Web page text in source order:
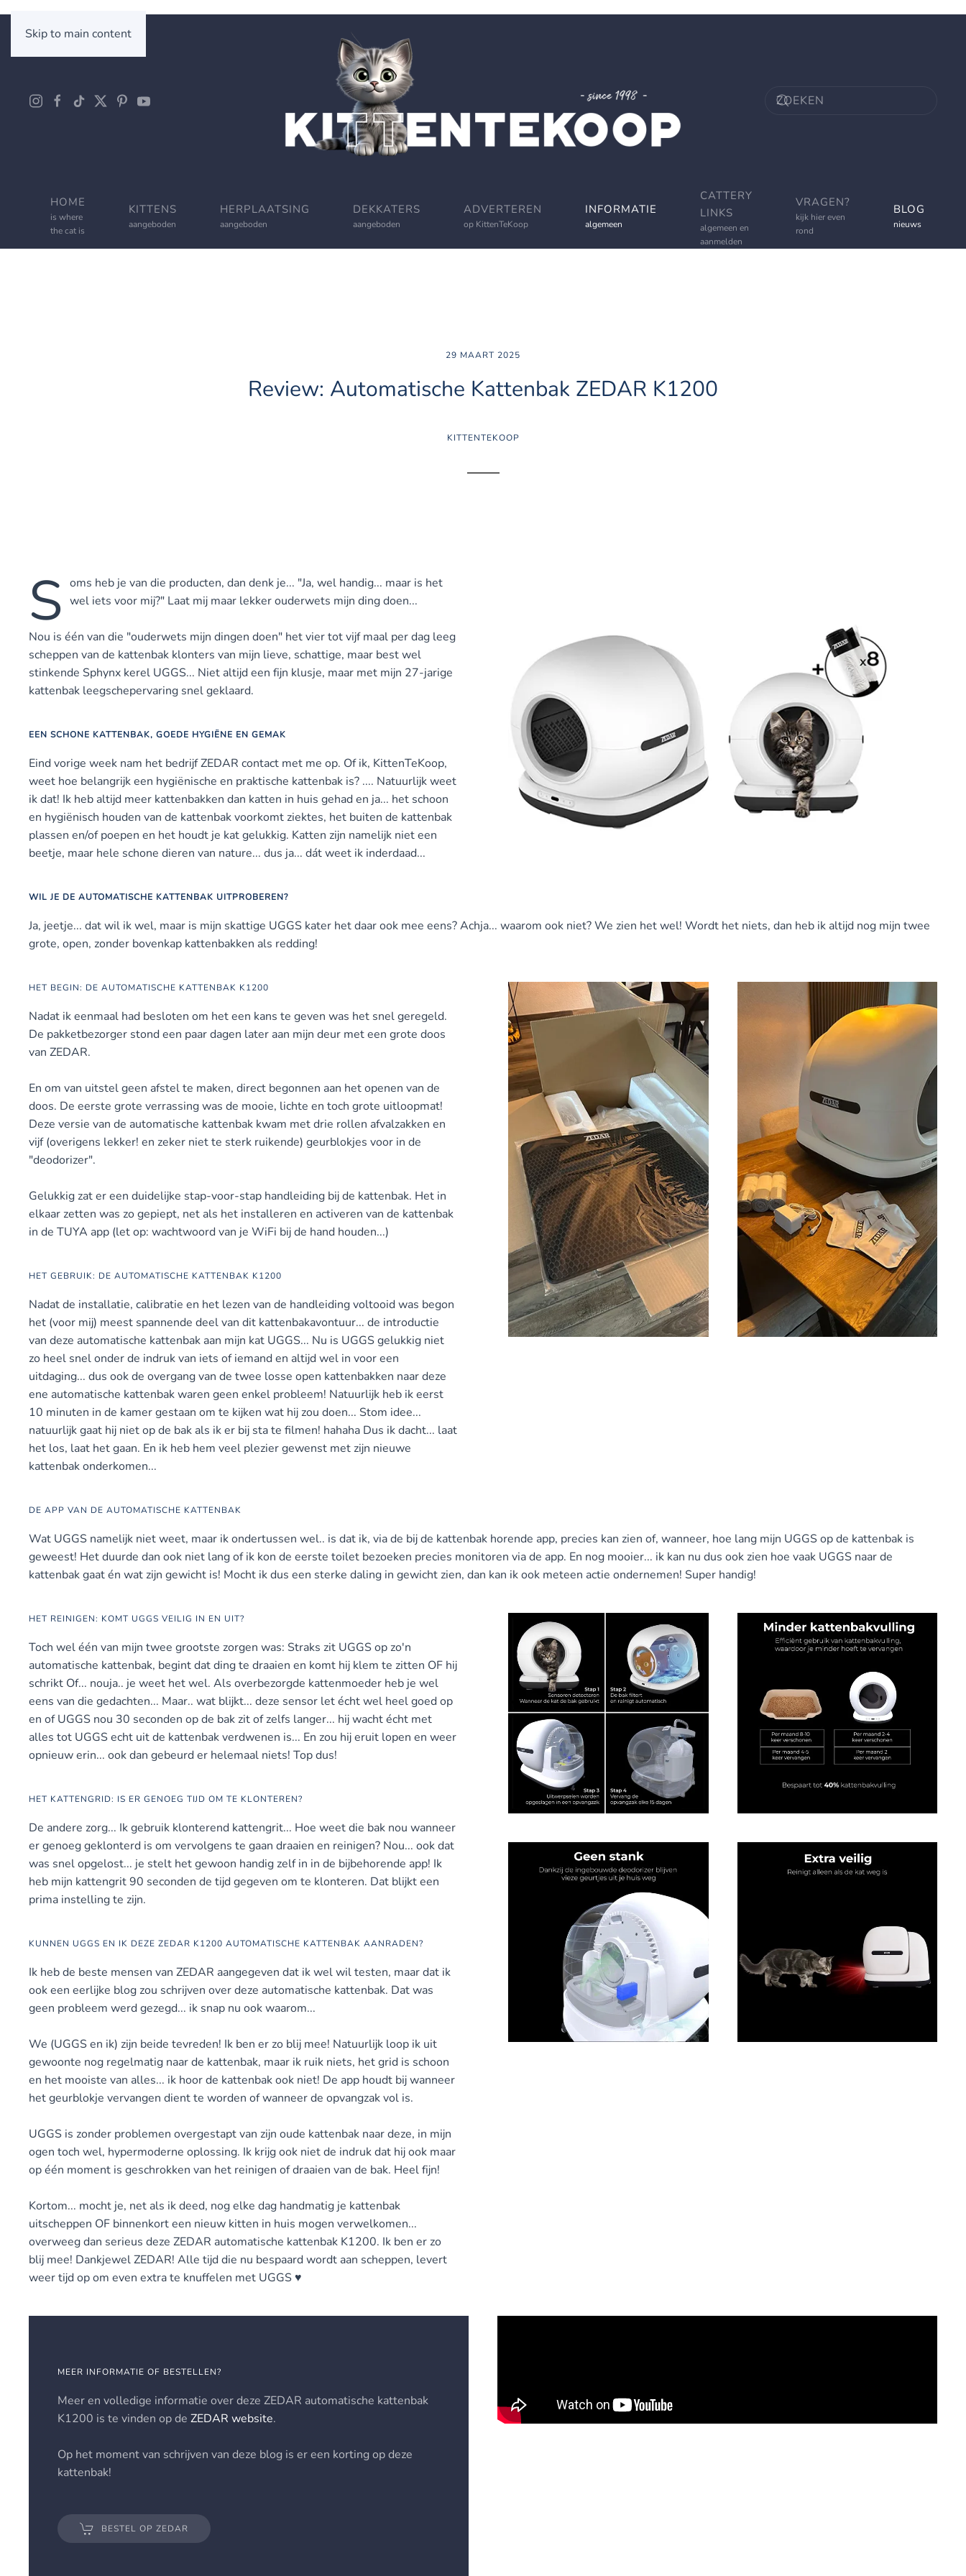
Skip to main content
HOME
is where
the cat is
KITTENS
aangeboden
HERPLAATSING
aangeboden
DEKKATERS
aangeboden
ADVERTEREN
op KittenTeKoop
INFORMATIE
algemeen
CATTERY
LINKS
algemeen en
aanmelden
VRAGEN?
kijk hier even
rond
BLOG
nieuws
29 MAART 2025
Review: Automatische Kattenbak ZEDAR K1200
KITTENTEKOOP
S oms heb je van die producten, dan denk je... "Ja, wel handig... maar is het
wel iets voor mij?" Laat mij maar lekker ouderwets mijn ding doen...
Nou is één van die "ouderwets mijn dingen doen" het vier tot vijf maal per dag leeg
scheppen van de kattenbak klonters van mijn lieve, schattige, maar best wel
stinkende Sphynx kerel UGGS... Niet altijd een fijn klusje, maar met mijn 27-jarige
kattenbak leegschepervaring snel geklaard.
EEN SCHONE KATTENBAK, GOEDE HYGIËNE EN GEMAK
Eind vorige week nam het bedrijf ZEDAR contact met me op. Of ik, KittenTeKoop,
weet hoe belangrijk een hygiënische en praktische kattenbak is? .... Natuurlijk weet
ik dat! Ik heb altijd meer kattenbakken dan katten in huis gehad en ja... het schoon
en hygiënisch houden van de kattenbak voorkomt ziektes, het buiten de kattenbak
plassen en/of poepen en het houdt je kat gelukkig. Katten zijn namelijk niet een
beetje, maar hele schone dieren van nature... dus ja... dát weet ik inderdaad...
WIL JE DE AUTOMATISCHE KATTENBAK UITPROBEREN?
Ja, jeetje... dat wil ik wel, maar is mijn skattige UGGS kater het daar ook mee eens? Achja... waarom ook niet? We zien het wel! Wordt het niets, dan heb ik altijd nog mijn twee
grote, open, zonder bovenkap kattenbakken als redding!
HET BEGIN: DE AUTOMATISCHE KATTENBAK K1200
Nadat ik eenmaal had besloten om het een kans te geven was het snel geregeld.
De pakketbezorger stond een paar dagen later aan mijn deur met een grote doos
van ZEDAR.
En om van uitstel geen afstel te maken, direct begonnen aan het openen van de
doos. De eerste grote verrassing was de mooie, lichte en toch grote uitloopmat!
Deze versie van de automatische kattenbak kwam met drie rollen afvalzakken en
vijf (overigens lekker! en zeker niet te sterk ruikende) geurblokjes voor in de
"deodorizer".
Gelukkig zat er een duidelijke stap-voor-stap handleiding bij de kattenbak. Het in
elkaar zetten was zo gepiept, net als het installeren en activeren van de kattenbak
in de TUYA app (let op: wachtwoord van je WiFi bij de hand houden...)
HET GEBRUIK: DE AUTOMATISCHE KATTENBAK K1200
Nadat de installatie, calibratie en het lezen van de handleiding voltooid was begon
het (voor mij) meest spannende deel van dit kattenbakavontuur... de introductie
van deze automatische kattenbak aan mijn kat UGGS... Nu is UGGS gelukkig niet
zo heel snel onder de indruk van iets of iemand en altijd wel in voor een
uitdaging... dus ook de overgang van de twee losse open kattenbakken naar deze
ene automatische kattenbak waren geen enkel probleem! Natuurlijk heb ik eerst
10 minuten in de kamer gestaan om te kijken wat hij zou doen... Stom idee...
natuurlijk gaat hij niet op de bak als ik er bij sta te filmen! hahaha Dus ik dacht... laat
het los, laat het gaan. En ik heb hem veel plezier gewenst met zijn nieuwe
kattenbak onderkomen...
DE APP VAN DE AUTOMATISCHE KATTENBAK
Wat UGGS namelijk niet weet, maar ik ondertussen wel.. is dat ik, via de bij de kattenbak horende app, precies kan zien of, wanneer, hoe lang mijn UGGS op de kattenbak is
geweest! Het duurde dan ook niet lang of ik kon de eerste toilet bezoeken precies monitoren via de app. En nog mooier... ik kan nu dus ook zien hoe vaak UGGS naar de
kattenbak gaat én wat zijn gewicht is! Mocht ik dus een sterke daling in gewicht zien, dan kan ik ook meteen actie ondernemen! Super handig!
HET REINIGEN: KOMT UGGS VEILIG IN EN UIT?
Toch wel één van mijn twee grootste zorgen was: Straks zit UGGS op zo'n
automatische kattenbak, begint dat ding te draaien en komt hij klem te zitten OF hij
schrikt Of... nouja.. je weet het wel. Als overbezorgde kattenmoeder heb je wel
eens van die gedachten... Maar.. wat blijkt... deze sensor let écht wel heel goed op
en of UGGS nou 30 seconden op de bak zit of zelfs langer... hij wacht écht met
alles tot UGGS echt uit de kattenbak verdwenen is... En zou hij eruit lopen en weer
opnieuw erin... ook dan gebeurd er helemaal niets! Top dus!
HET KATTENGRID: IS ER GENOEG TIJD OM TE KLONTEREN?
De andere zorg... Ik gebruik klonterend kattengrit... Hoe weet die bak nou wanneer
er genoeg geklonterd is om vervolgens te gaan draaien en reinigen? Nou... ook dat
was snel opgelost... je stelt het gewoon handig zelf in in de bijbehorende app! Ik
heb mijn kattengrit 90 seconden de tijd gegeven om te klonteren. Dat blijkt een
prima instelling te zijn.
KUNNEN UGGS EN IK DEZE ZEDAR K1200 AUTOMATISCHE KATTENBAK AANRADEN?
Ik heb de beste mensen van ZEDAR aangegeven dat ik wel wil testen, maar dat ik
ook een eerlijke blog zou schrijven over deze automatische kattenbak. Dat was
geen probleem werd gezegd... ik snap nu ook waarom...
We (UGGS en ik) zijn beide tevreden! Ik ben er zo blij mee! Natuurlijk loop ik uit
gewoonte nog regelmatig naar de kattenbak, maar ik ruik niets, het grid is schoon
en het mooiste van alles... ik hoor de kattenbak ook niet! De app houdt bij wanneer
het geurblokje vervangen dient te worden of wanneer de opvangzak vol is.
UGGS is zonder problemen overgestapt van zijn oude kattenbak naar deze, in mijn
ogen toch wel, hypermoderne oplossing. Ik krijg ook niet de indruk dat hij ook maar
op één moment is geschrokken van het reinigen of draaien van de bak. Heel fijn!
Kortom... mocht je, net als ik deed, nog elke dag handmatig je kattenbak
uitscheppen OF binnenkort een nieuw kitten in huis mogen verwelkomen...
overweeg dan serieus deze ZEDAR automatische kattenbak K1200. Ik ben er zo
blij mee! Dankjewel ZEDAR! Alle tijd die nu bespaard wordt aan scheppen, levert
weer tijd op om even extra te knuffelen met UGGS ♥
MEER INFORMATIE OF BESTELLEN?
Meer en volledige informatie over deze ZEDAR automatische kattenbak
K1200 is te vinden op de ZEDAR website.
Op het moment van schrijven van deze blog is er een korting op deze
kattenbak!
BESTEL OP ZEDAR